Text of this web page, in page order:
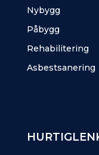
Nybygg
Påbygg
Rehabilitering
Asbestsanering